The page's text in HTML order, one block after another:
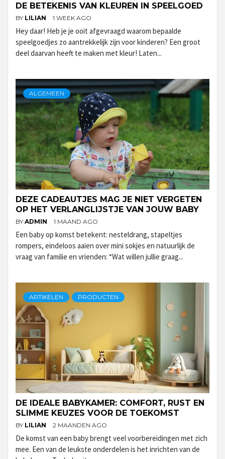
DE BETEKENIS VAN KLEUREN IN SPEELGOED
BY LILIAN 1 WEEK AGO
Hey daar! Heb je je ooit afgevraagd waarom bepaalde
speelgoedjes zo aantrekkelijk zijn voor kinderen? Een groot
deel daarvan heeft te maken met kleur! Laten...
ALGEMEEN
DEZE CADEAUTJES MAG JE NIET VERGETEN
OP HET VERLANGLIJSTJE VAN JOUW BABY
BY ADMIN 1 MAAND AGO
Een baby op komst betekent: nesteldrang, stapeltjes
rompers, eindeloos aaien over mini sokjes en natuurlijk de
vraag van familie en vrienden: “Wat willen jullie graag...
ARTIKELEN PRODUCTEN
DE IDEALE BABYKAMER: COMFORT, RUST EN
SLIMME KEUZES VOOR DE TOEKOMST
BY LILIAN 2 MAANDEN AGO
De komst van een baby brengt veel voorbereidingen met zich
mee. Een van de leukste onderdelen is het inrichten van de